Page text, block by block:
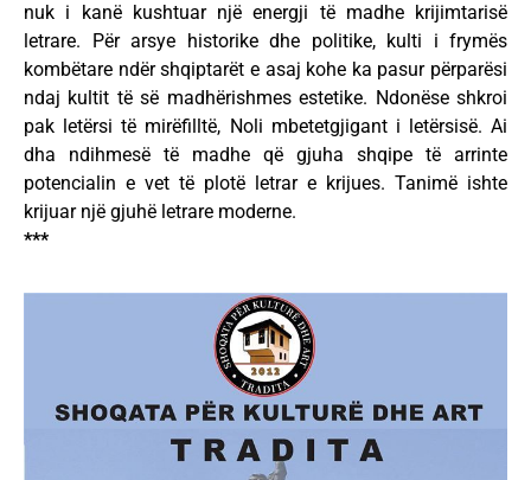
nuk i kanë kushtuar një energji të madhe krijimtarisë
letrare. Për arsye historike dhe politike, kulti i frymës
kombëtare ndër shqiptarët e asaj kohe ka pasur përparësi
ndaj kultit të së madhërishmes estetike. Ndonëse shkroi
pak letërsi të mirëfilltë, Noli mbetetgjigant i letërsisë. Ai
dha ndihmesë të madhe që gjuha shqipe të arrinte
potencialin e vet të plotë letrar e krijues. Tanimë ishte
krijuar një gjuhë letrare moderne.
***